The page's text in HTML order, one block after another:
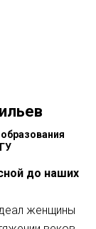
до наших
женщины